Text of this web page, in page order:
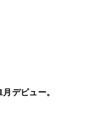
デビュー。